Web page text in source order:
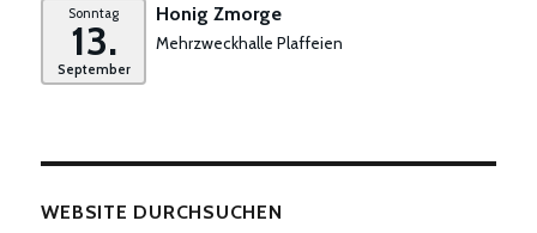
Sonntag
13.
September
Honig Zmorge
Mehrzweckhalle Plaffeien
WEBSITE DURCHSUCHEN